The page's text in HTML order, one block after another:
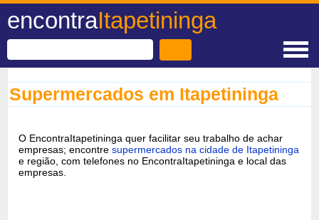
encontraItapetininga
Supermercados em Itapetininga
O EncontraItapetininga quer facilitar seu trabalho de achar
empresas; encontresupermercados na cidade de Itapetininga
e região, com telefones no EncontraItapetininga e local das
empresas.